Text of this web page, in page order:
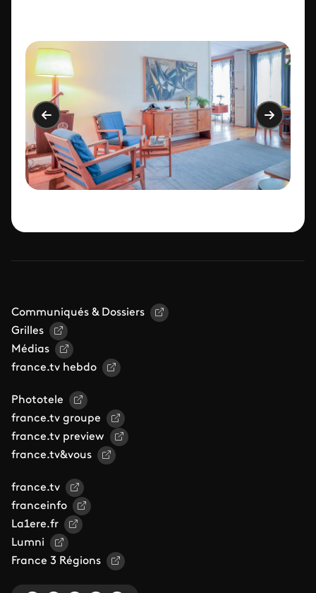
Communiqués & Dossiers
Grilles
Médias
france.tv hebdo
Phototele
france.tv groupe
france.tv preview
france.tv&vous
france.tv
franceinfo
La1ere.fr
Lumni
France 3 Régions